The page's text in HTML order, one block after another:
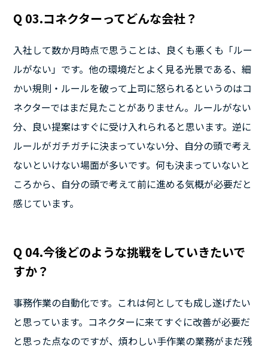
Q 03.コネクターってどんな会社？
入社して数か月時点で思うことは、良くも悪くも「ルー
ルがない」です。他の環境だとよく見る光景である、細
かい規則・ルールを破って上司に怒られるというのはコ
ネクターではまだ見たことがありません。ルールがない
分、良い提案はすぐに受け入れられると思います。逆に
ルールがガチガチに決まっていない分、自分の頭で考え
ないといけない場面が多いです。何も決まっていないと
ころから、自分の頭で考えて前に進める気概が必要だと
感じています。
Q 04.今後どのような挑戦をしていきたいで
すか？
事務作業の自動化です。これは何としても成し遂げたい
と思っています。コネクターに来てすぐに改善が必要だ
と思った点なのですが、煩わしい手作業の業務がまだ残